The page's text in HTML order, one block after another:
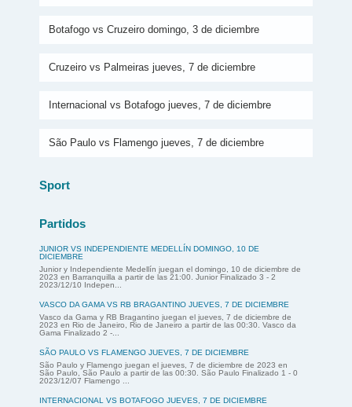
Botafogo vs Cruzeiro domingo, 3 de diciembre
Cruzeiro vs Palmeiras jueves, 7 de diciembre
Internacional vs Botafogo jueves, 7 de diciembre
São Paulo vs Flamengo jueves, 7 de diciembre
Sport
Partidos
JUNIOR VS INDEPENDIENTE MEDELLÍN DOMINGO, 10 DE
DICIEMBRE
Junior y Independiente Medellín juegan el domingo, 10 de diciembre de
2023 en Barranquilla a partir de las 21:00. Junior Finalizado 3 - 2
2023/12/10 Indepen...
VASCO DA GAMA VS RB BRAGANTINO JUEVES, 7 DE DICIEMBRE
Vasco da Gama y RB Bragantino juegan el jueves, 7 de diciembre de
2023 en Rio de Janeiro, Rio de Janeiro a partir de las 00:30. Vasco da
Gama Finalizado 2 -...
SÃO PAULO VS FLAMENGO JUEVES, 7 DE DICIEMBRE
São Paulo y Flamengo juegan el jueves, 7 de diciembre de 2023 en
São Paulo, São Paulo a partir de las 00:30. São Paulo Finalizado 1 - 0
2023/12/07 Flamengo ...
INTERNACIONAL VS BOTAFOGO JUEVES, 7 DE DICIEMBRE